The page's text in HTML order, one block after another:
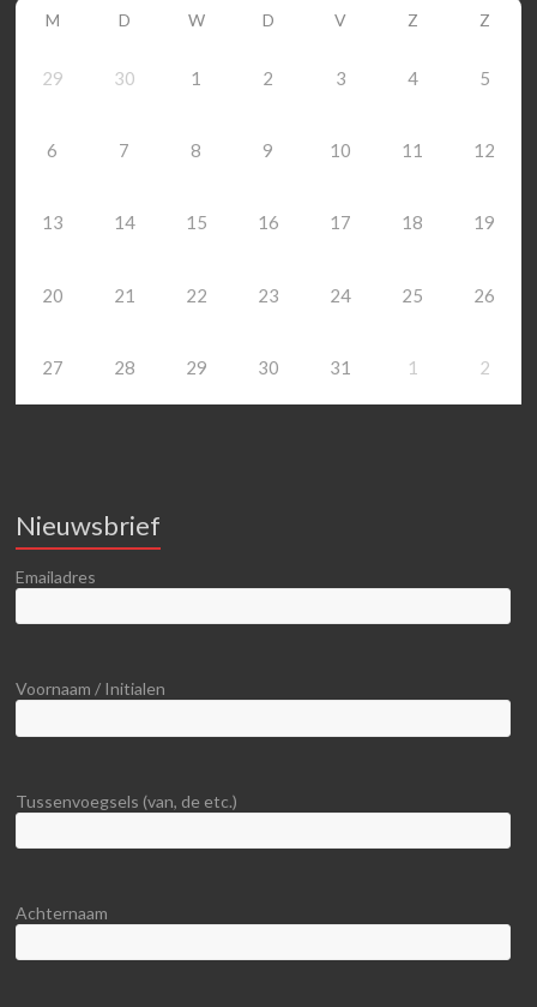
M D W D V Z Z
29 30 1 2 3 4 5
6 7 8 9 10 11 12
13 14 15 16 17 18 19
20 21 22 23 24 25 26
27 28 29 30 31 1 2
Nieuwsbrief
Emailadres
Voornaam / Initialen
Tussenvoegsels (van, de etc.)
Achternaam